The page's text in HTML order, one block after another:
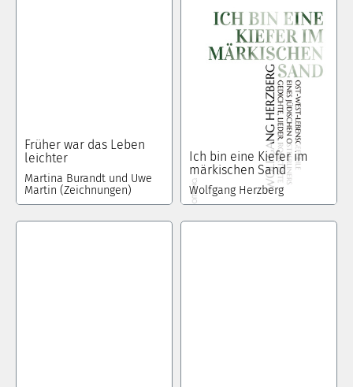
Früher war das Leben
leichter
Martina Burandt und Uwe
Martin (Zeichnungen)
Ich bin eine Kiefer im
märkischen Sand
Wolfgang Herzberg